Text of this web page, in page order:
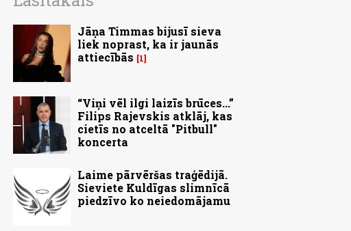
Jāņa Timmas bijusī sieva
liek noprast, ka ir jaunās
attiecībās
1
“Viņi vēl ilgi laizīs brūces...”
Filips Rajevskis atklāj, kas
cietīs no atceltā "Pitbull"
koncerta
Laime pārvēršas traģēdijā.
Sieviete Kuldīgas slimnīcā
piedzīvo ko neiedomājamu